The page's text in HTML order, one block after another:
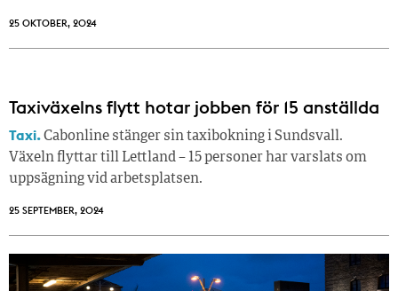
25 OKTOBER, 2024
Taxiväxelns flytt hotar jobben för 15 anställda
Taxi.Cabonline stänger sin taxibokning i Sundsvall.
Växeln flyttar till Lettland – 15 personer har varslats om
uppsägning vid arbetsplatsen.
25 SEPTEMBER, 2024